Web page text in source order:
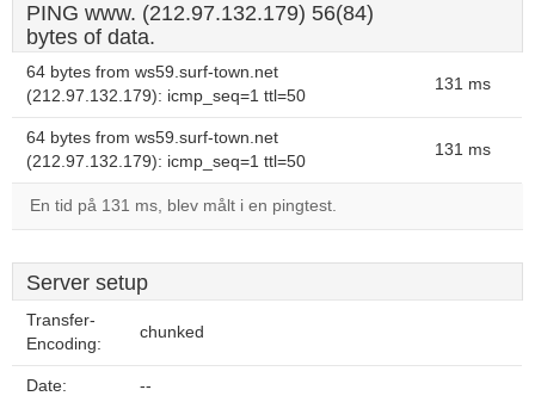
PING www. (212.97.132.179) 56(84)
bytes of data.
64 bytes from ws59.surf-town.net
(212.97.132.179): icmp_seq=1 ttl=50
131 ms
64 bytes from ws59.surf-town.net
(212.97.132.179): icmp_seq=1 ttl=50
131 ms
En tid på 131 ms, blev målt i en pingtest.
Server setup
Transfer-
Encoding:
chunked
Date: --